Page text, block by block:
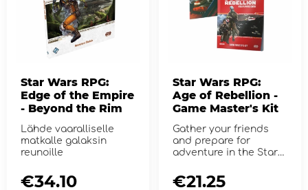
Star Wars RPG:
Edge of the Empire
- Beyond the Rim
Lähde vaaralliselle
matkalle galaksin
reunoille
€34.10
Star Wars RPG:
Age of Rebellion -
Game Master's Kit
Gather your friends
and prepare for
adventure in the Star
€21.25